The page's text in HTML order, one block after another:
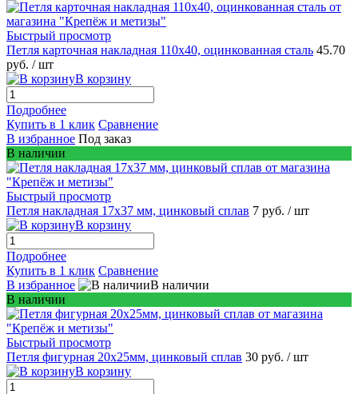
Быстрый просмотр
Петля карточная накладная 110х40, оцинкованная сталь 45.70
руб. / шт
В корзину
Подробнее
Купить в 1 клик Сравнение
В избранное Под заказ
В наличии
Быстрый просмотр
Петля накладная 17х37 мм, цинковый сплав 7 руб. / шт
В корзину
Подробнее
Купить в 1 клик Сравнение
В избранное
В наличии
В наличии
Быстрый просмотр
Петля фигурная 20х25мм, цинковый сплав 30 руб. / шт
В корзину